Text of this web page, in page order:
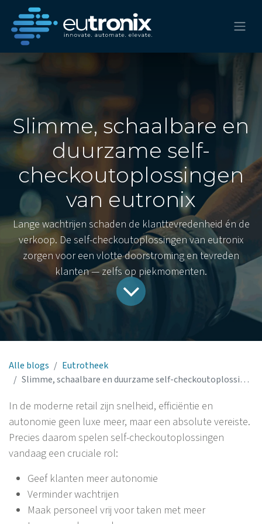
Slimme, schaalbare en
duurzame self-
checkoutoplossingen
van eutronix
Lange wachtrijen schaden de klanttevredenheid én de
verkoop. De self-checkoutoplossingen van eutronix
zorgen voor een vlotte doorstroming en tevreden
klanten — zelfs op piekmomenten.
Alle blogs
Eutrotheek
Slimme, schaalbare en duurzame self-checkoutoplossingen van eutronix
In de moderne retail zijn snelheid, efficiëntie en
autonomie geen luxe meer, maar een absolute vereiste.
Precies daarom spelen self-checkoutoplossingen
vandaag een cruciale rol:
Geef klanten meer autonomie
Verminder wachtrijen
Maak personeel vrij voor taken met meer